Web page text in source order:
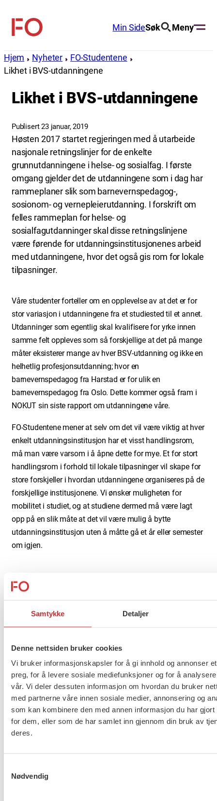
Samtykke Detaljer
Denne nettsiden bruker cookies
Vi bruker informasjonskapsler for å gi innhold og annonser
preg, for å levere sosiale mediefunksjoner og for å
vår. Vi deler dessuten informasjon om hvordan du bruker
med partnerne våre innen sosiale medier, annonsering og
som kan kombinere den med annen informasjon du har gjort
for dem, eller som de har samlet inn gjennom din bruk av
deres.
Nødvendig
innhold
FO
Min SideSøk Meny
Hjem Nyheter
FO-Studentene
Likhet i BVS-utdanningene
Likhet i BVS-utdanningene
Publisert 23 januar, 2019
Høsten 2017 startet regjeringen med å utarbeide
nasjonale retningslinjer for de enkelte
grunnutdanningene i helse- og sosialfag. I første
omgang gjelder det de utdanningene som i dag har
rammeplaner slik som barnevernspedagog-,
sosionom- og vernepleierutdanning. I forskrift om
felles rammeplan for helse- og
sosialfagutdanninger skal disse retningslinjene
være førende for utdanningsinstitusjonenes arbeid
med utdanningene, hvor det også gis rom for lokale
tilpasninger.
Våre studenter forteller om en opplevelse av at det er for
stor variasjon i utdanningene fra et studiested til et annet.
Utdanninger som egentlig skal kvalifisere for yrke innen
samme felt oppleves som så forskjellige at det på mange
måter eksisterer mange av hver BSV-utdanning og ikke en
helhetlig profesjonsutdanning; hvor en
barnevernspedagog fra Harstad er for ulik en
barnevernspedagog fra Oslo. Dette kommer også fram i
NOKUT sin siste rapport om utdanningene våre.
FO-Studentene mener at selv om det vil være viktig at hver
enkelt utdanningsinstitusjon har et visst handlingsrom,
må man være varsom i å åpne dette for mye. Et for stort
handlingsrom iforhold til lokale tilpasninger vil skape for
store forskjeller i hvordan utdanningene organiseres på de
forskjellige institusjonene. Vi ønsker muligheten for
mobilitet i studiet, og at studiene dermed må være lagt
opp på en slik måte at det vil være mulig å bytte
utdanningsinstitusjon uten å måtte gå et år eller semester
om igjen.
FO-Studentene krever at:
det er jobbes for å sikre en likhet i progresjon av
studenter skal kunne bytte utdanningssted i løpet
av utdanningen uten å måtte gå år om igjen.
Flere saker Se alle